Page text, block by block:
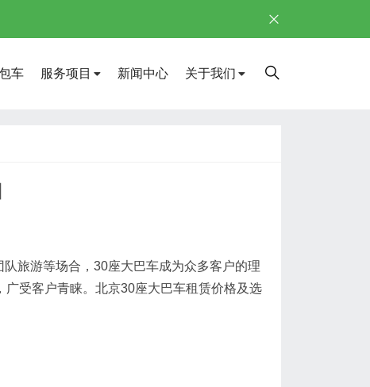
车 服务项目 新闻中心 关于我们
旅游等场合，30座大巴车成为众多客户的理
受客户青睐。北京30座大巴车租赁价格及选